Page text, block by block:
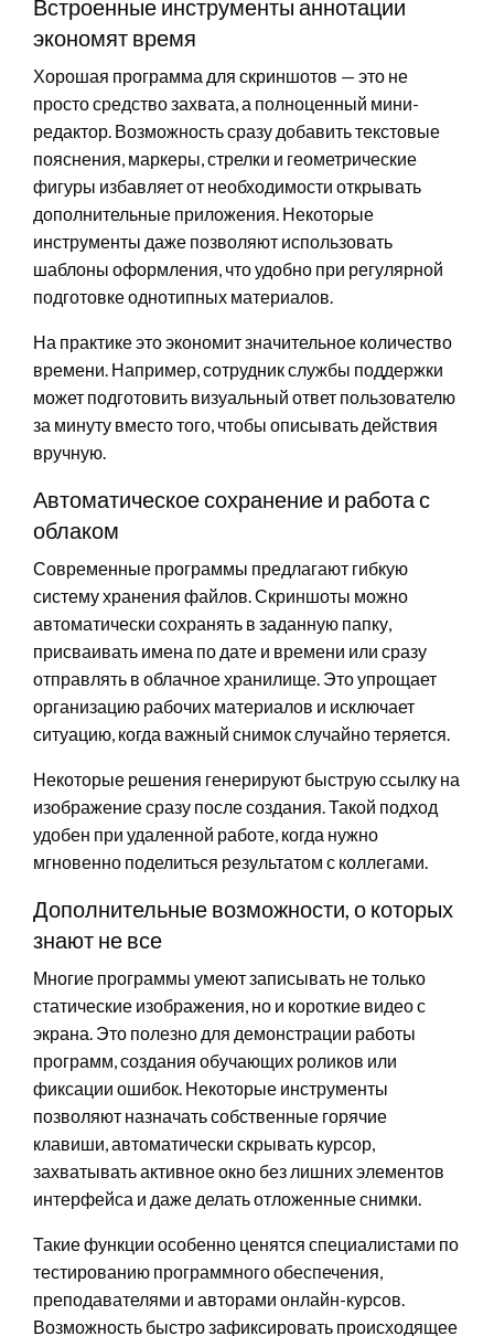
Встроенные инструменты аннотации
экономят время
Хорошая программа для скриншотов — это не
просто средство захвата, а полноценный мини-
редактор. Возможность сразу добавить текстовые
пояснения, маркеры, стрелки и геометрические
фигуры избавляет от необходимости открывать
дополнительные приложения. Некоторые
инструменты даже позволяют использовать
шаблоны оформления, что удобно при регулярной
подготовке однотипных материалов.
На практике это экономит значительное количество
времени. Например, сотрудник службы поддержки
может подготовить визуальный ответ пользователю
за минуту вместо того, чтобы описывать действия
вручную.
Автоматическое сохранение и работа с
облаком
Современные программы предлагают гибкую
систему хранения файлов. Скриншоты можно
автоматически сохранять в заданную папку,
присваивать имена по дате и времени или сразу
отправлять в облачное хранилище. Это упрощает
организацию рабочих материалов и исключает
ситуацию, когда важный снимок случайно теряется.
Некоторые решения генерируют быструю ссылку на
изображение сразу после создания. Такой подход
удобен при удаленной работе, когда нужно
мгновенно поделиться результатом с коллегами.
Дополнительные возможности, о которых
знают не все
Многие программы умеют записывать не только
статические изображения, но и короткие видео с
экрана. Это полезно для демонстрации работы
программ, создания обучающих роликов или
фиксации ошибок. Некоторые инструменты
позволяют назначать собственные горячие
клавиши, автоматически скрывать курсор,
захватывать активное окно без лишних элементов
интерфейса и даже делать отложенные снимки.
Такие функции особенно ценятся специалистами по
тестированию программного обеспечения,
преподавателями и авторами онлайн-курсов.
Возможность быстро зафиксировать происходящее